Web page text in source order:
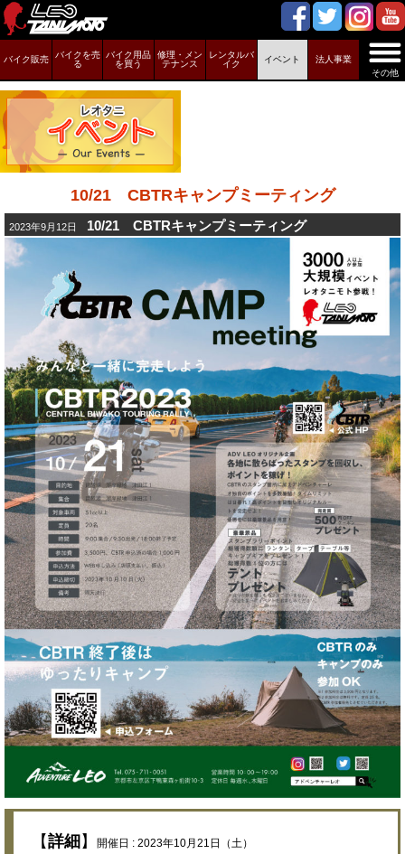
その他
バイク販売
バイクを売
る
バイク用品
を買う
修理・メン
テナンス
レンタルバ
イク
イベント 法人事業
10/21 CBTRキャンプミーティング
2023年9月12日 10/21 CBTRキャンプミーティング
【詳細】
開催日 : 2023年10月21日（土）